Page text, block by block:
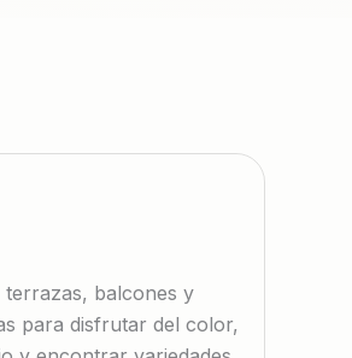
terrazas, balcones y
para disfrutar del color,